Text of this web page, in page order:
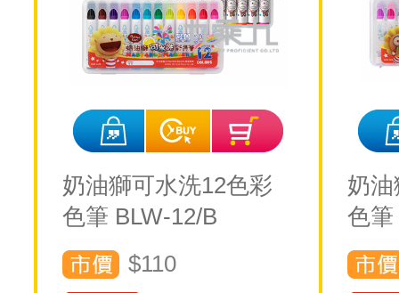
奶油獅可水洗12色彩
色筆 BLW-12/B
$110
奶
色筆